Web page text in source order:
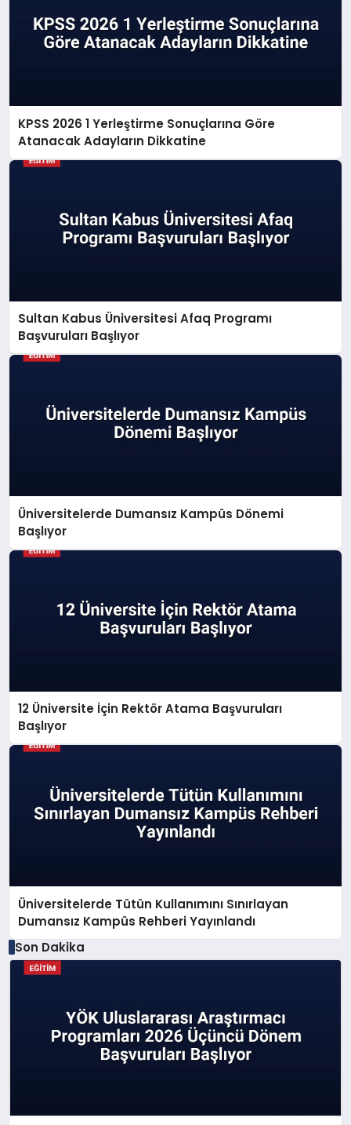
KPSS 2026 1 Yerleştirme Sonuçlarına Göre
Atanacak Adayların Dikkatine
Sultan Kabus Üniversitesi Afaq Programı
Başvuruları Başlıyor
Üniversitelerde Dumansız Kampüs Dönemi
Başlıyor
12 Üniversite İçin Rektör Atama Başvuruları
Başlıyor
Üniversitelerde Tütün Kullanımını Sınırlayan
Dumansız Kampüs Rehberi Yayınlandı
Son Dakika